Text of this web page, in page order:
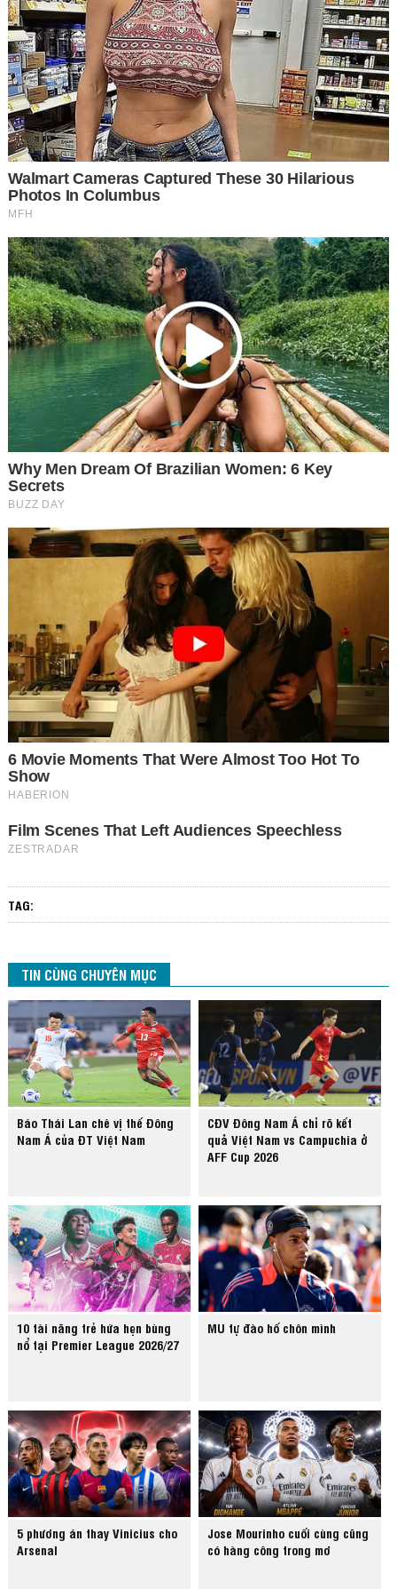
TAG:
TIN CÙNG CHUYÊN MỤC
Báo Thái Lan chê vị thế Đông
Nam Á của ĐT Việt Nam
CĐV Đông Nam Á chỉ rõ kết
quả Việt Nam vs Campuchia ở
AFF Cup 2026
10 tài năng trẻ hứa hẹn bùng
nổ tại Premier League 2026/27
MU tự đào hố chôn mình
5 phương án thay Vinicius cho
Arsenal
Jose Mourinho cuối cùng cũng
có hàng công trong mơ